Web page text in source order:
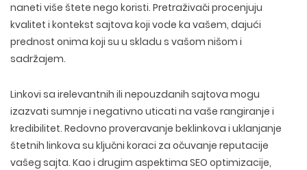
naneti više štete nego koristi. Pretraživači procenjuju
kvalitet i kontekst sajtova koji vode ka vašem, dajući
prednost onima koji su u skladu s vašom nišom i
sadržajem.
Linkovi sa irelevantnih ili nepouzdanih sajtova mogu
izazvati sumnje i negativno uticati na vaše rangiranje i
kredibilitet. Redovno proveravanje beklinkova i uklanjanje
štetnih linkova su ključni koraci za očuvanje reputacije
vašeg sajta. Kao i drugim aspektima SEO optimizacije,